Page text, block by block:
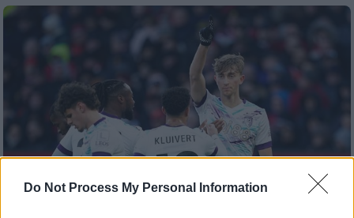
Do Not Process My Personal Information